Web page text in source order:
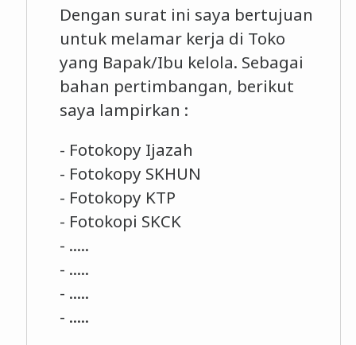
Dengan surat ini saya bertujuan
untuk melamar kerja di Toko
yang Bapak/Ibu kelola. Sebagai
bahan pertimbangan, berikut
saya lampirkan :
- Fotokopy Ijazah
- Fotokopy SKHUN
- Fotokopy KTP
- Fotokopi SKCK
- .....
- .....
- .....
- .....